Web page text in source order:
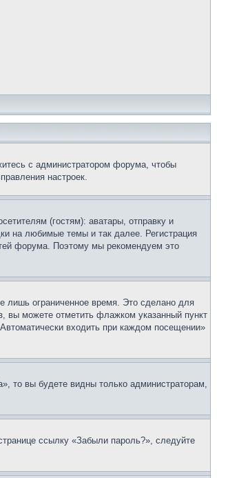
с администратором форума, чтобы
настроек.
(гостям): аватары, отправку и
на любимые темы и так далее. Регистрация
форума. Поэтому мы рекомендуем это
лишь ограниченное время. Это сделано для
вы можете отметить флажком указанный пункт
входить при каждом посещении»
то вы будете видны только администраторам,
ссылку «Забыли пароль?», следуйте